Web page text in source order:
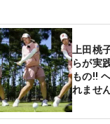
上田桃
らが実
もの‼
れませ